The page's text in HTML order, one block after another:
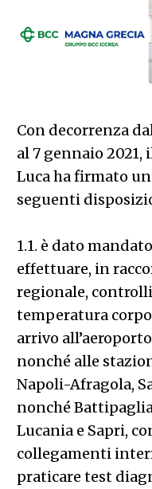
Con decorrenza
al 7 gennaio
Luca ha firmato
seguenti
1.1. è dato
effettuare, in
regionale,
temperatura
arrivo
nonché alle
Napoli-Afragola,
nonché
Lucania e Sapri,
collegamenti
praticare test